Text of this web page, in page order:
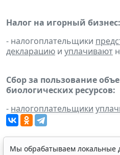
Налог на игорный бизнес:
- налогоплательщики
декларацию и уплачивают
Сбор за пользование
биологических ресурсов:
- налогоплательщики
Мы обрабатываем локальные